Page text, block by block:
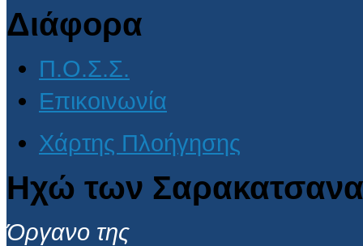
Διάφορα
Π.Ο.Σ.Σ.
Επικοινωνία
Χάρτης Πλοήγησης
Ηχώ των
Όργανο της